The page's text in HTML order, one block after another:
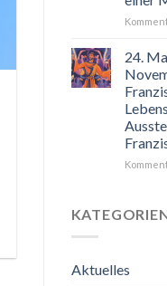
24.
Aktuelles